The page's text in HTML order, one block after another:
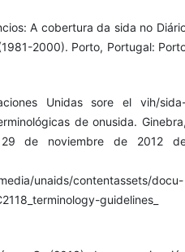
A cobertura da sida no
2000). Porto, Portugal:
Unidas sore el vih/
de onusida.
29 de noviembre de 2012
unaids/contentassets/docu-
guidelines_